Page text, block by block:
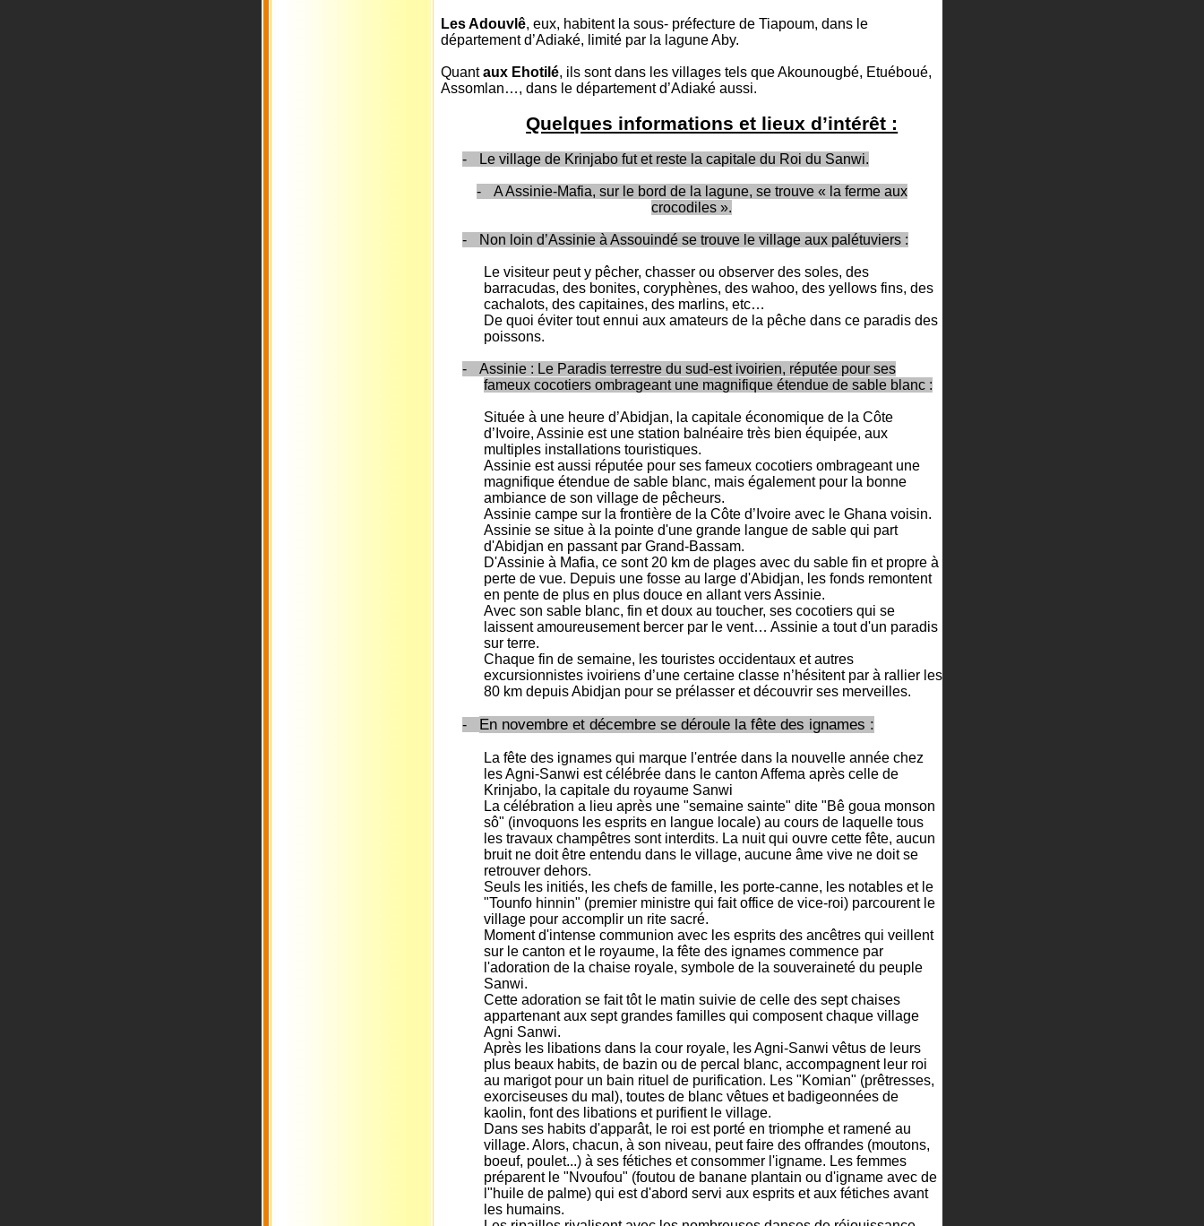
Les Adouvlê, eux, habitent la sous- préfecture de Tiapoum, dans le
département d’Adiaké, limité par la lagune Aby.
Quantaux Ehotilé, ils sont dans les villages tels que Akounougbé, Etuéboué,
Assomlan…, dans le département d’Adiaké aussi.
Quelques informations et lieux d’intérêt :
- Le village de Krinjabo fut et reste la capitale du Roi du Sanwi.
-
A Assinie-Mafia, sur le bord de la lagune, se trouve « la ferme aux
crocodiles ».
- Non loin d’Assinie à Assouindé se trouve le village aux palétuviers :
Le visiteur peut y pêcher, chasser ou observer des soles, des
barracudas, des bonites, coryphènes, des wahoo, des yellows fins, des
cachalots, des capitaines, des marlins, etc…
De quoi éviter tout ennui aux amateurs de la pêche dans ce paradis des
poissons.
-
Assinie : Le Paradis terrestre du sud-est ivoirien, réputée pour ses
fameux cocotiers ombrageant une magnifique étendue de sable blanc :
Située à une heure d’Abidjan, la capitale économique de la Côte
d’Ivoire, Assinie est une station balnéaire très bien équipée, aux
multiples installations touristiques.
Assinie est aussi réputée pour ses fameux cocotiers ombrageant une
magnifique étendue de sable blanc, mais également pour la bonne
ambiance de son village de pêcheurs.
Assinie campe sur la frontière de la Côte d’Ivoire avec le Ghana voisin.
Assinie se situe à la pointe d'une grande langue de sable qui part
d'Abidjan en passant par Grand-Bassam.
D'Assinie à Mafia, ce sont 20 km de plages avec du sable fin et propre à
perte de vue. Depuis une fosse au large d'Abidjan, les fonds remontent
en pente de plus en plus douce en allant vers Assinie.
Avec son sable blanc, fin et doux au toucher, ses cocotiers qui se
laissent amoureusement bercer par le vent… Assinie a tout d'un paradis
sur terre.
Chaque fin de semaine, les touristes occidentaux et autres
excursionnistes ivoiriens d’une certaine classe n’hésitent par à rallier les
80 km depuis Abidjan pour se prélasser et découvrir ses merveilles.
- En novembre et décembre se déroule la fête des ignames :
La fête des ignames qui marque l'entrée dans la nouvelle année chez
les Agni-Sanwi est célébrée dans le canton Affema après celle de
Krinjabo, la capitale du royaume Sanwi
La célébration a lieu après une "semaine sainte" dite "Bê goua monson
sô" (invoquons les esprits en langue locale) au cours de laquelle tous
les travaux champêtres sont interdits. La nuit qui ouvre cette fête, aucun
bruit ne doit être entendu dans le village, aucune âme vive ne doit se
retrouver dehors.
Seuls les initiés, les chefs de famille, les porte-canne, les notables et le
"Tounfo hinnin" (premier ministre qui fait office de vice-roi) parcourent le
village pour accomplir un rite sacré.
Moment d'intense communion avec les esprits des ancêtres qui veillent
sur le canton et le royaume, la fête des ignames commence par
l'adoration de la chaise royale, symbole de la souveraineté du peuple
Sanwi.
Cette adoration se fait tôt le matin suivie de celle des sept chaises
appartenant aux sept grandes familles qui composent chaque village
Agni Sanwi.
Après les libations dans la cour royale, les Agni-Sanwi vêtus de leurs
plus beaux habits, de bazin ou de percal blanc, accompagnent leur roi
au marigot pour un bain rituel de purification. Les "Komian" (prêtresses,
exorciseuses du mal), toutes de blanc vêtues et badigeonnées de
kaolin, font des libations et purifient le village.
Dans ses habits d'apparât, le roi est porté en triomphe et ramené au
village. Alors, chacun, à son niveau, peut faire des offrandes (moutons,
boeuf, poulet...) à ses fétiches et consommer l'igname. Les femmes
préparent le "Nvoufou" (foutou de banane plantain ou d'igname avec de
l"huile de palme) qui est d'abord servi aux esprits et aux fétiches avant
les humains.